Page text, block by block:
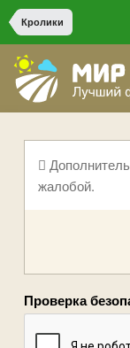
Кролики
жалобой.
Проверка